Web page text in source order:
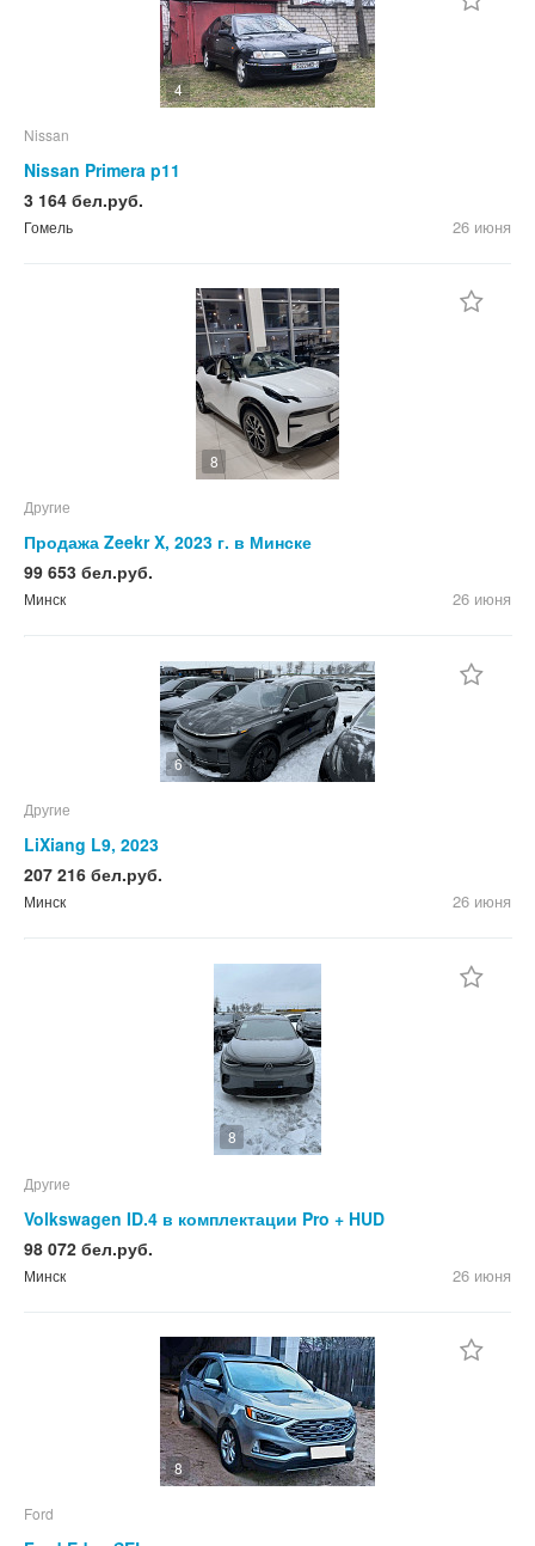
4
Nissan
Nissan Primera p11
3 164 бел.руб.
Гомель 26 июня
8
Другие
Продажа Zeekr X, 2023 г. в Минске
99 653 бел.руб.
Минск 26 июня
6
Другие
LiXiang L9, 2023
207 216 бел.руб.
Минск 26 июня
8
Другие
Volkswagen ID.4 в комплектации Pro + HUD
98 072 бел.руб.
Минск 26 июня
8
Ford